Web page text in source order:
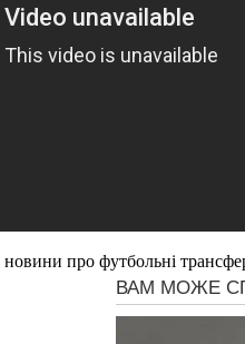
новини про футбольні